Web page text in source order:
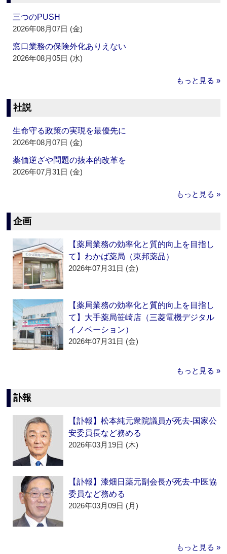
三つのPUSH
2026年08月07日 (金)
窓口業務の保険外化ありえない
2026年08月05日 (水)
もっと見る »
社説
生命守る政策の実現を最優先に
2026年08月07日 (金)
薬価逆ざや問題の抜本的改革を
2026年07月31日 (金)
もっと見る »
企画
【薬局業務の効率化と質的向上を目指し
て】わかば薬局（東邦薬品）
2026年07月31日 (金)
【薬局業務の効率化と質的向上を目指し
て】大手薬局笹崎店（三菱電機デジタル
イノベーション）
2026年07月31日 (金)
もっと見る »
訃報
【訃報】松本純元衆院議員が死去‐国家公
安委員長など務める
2026年03月19日 (木)
【訃報】漆畑日薬元副会長が死去‐中医協
委員など務める
2026年03月09日 (月)
もっと見る »